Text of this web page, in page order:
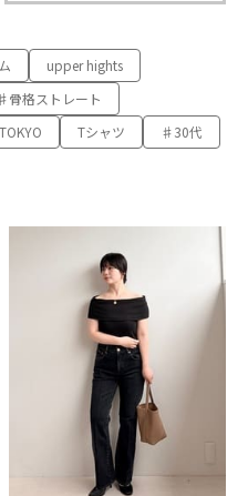
upper hights
骨格ストレート
Tシャツ
♯30代